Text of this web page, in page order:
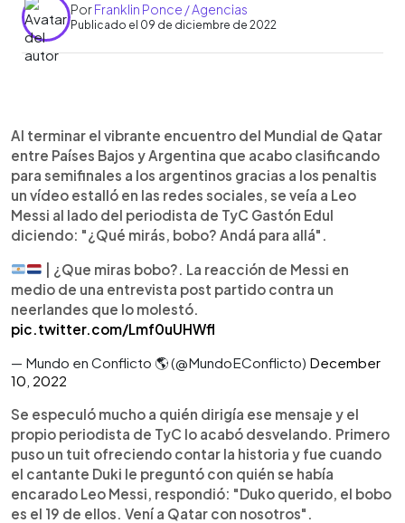
PorFranklin Ponce / Agencias
Publicado el 09 de diciembre de 2022
► Escuchar artículo
Al terminar el vibrante encuentro del Mundial de Qatar
entre Países Bajos y Argentina que acabo clasificando
para semifinales a los argentinos gracias a los penaltis
un vídeo estalló en las redes sociales, se veía a Leo
Messi al lado del periodista de TyC Gastón Edul
diciendo: "¿Qué mirás, bobo? Andá para allá".
| ¿Que miras bobo?. La reacción de Messi en
medio de una entrevista post partido contra un
neerlandes que lo molestó.
pic.twitter.com/Lmf0uUHWfl
— Mundo en Conflicto 🌎 (@MundoEConflicto) December
10, 2022
Se especuló mucho a quién dirigía ese mensaje y el
propio periodista de TyC lo acabó desvelando. Primero
puso un tuit ofreciendo contar la historia y fue cuando
el cantante Duki le preguntó con quién se había
encarado Leo Messi, respondió: "Duko querido, el bobo
es el 19 de ellos. Vení a Qatar con nosotros".